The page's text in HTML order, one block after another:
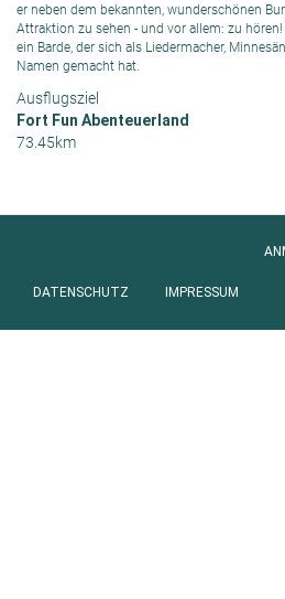
er neben dem bekannten, wunderschönen
Attraktion zu sehen - und vor allem: zu
ein Barde, der sich als Liedermacher,
Namen gemacht hat.
Ausflugsziel
Fort Fun Abenteuerland
73.45km
DATENSCHUTZ IMPRESSUM